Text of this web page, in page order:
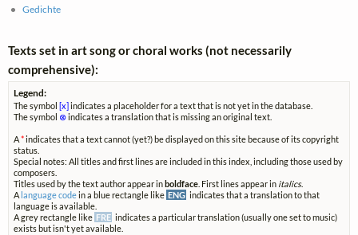
Gedichte
Texts set in art song or choral works (not necessarily
comprehensive):
Legend:
The symbol[x]indicates a placeholder for a text that is not yet in the database.
The symbol ⊗indicates a translation that is missing an original text.
A*indicates that a text cannot (yet?) be displayed on this site because of its copyright
status.
Special notes: All titles and first lines are included in this index, including those used by
composers.
Titles used by the text author appear inboldface . First lines appear in italics.
A language codein a blue rectangle like ENG indicates that a translation to that
language is available.
A grey rectangle like FRE indicates a particular translation (usually one set to music)
exists but isn't yet available.